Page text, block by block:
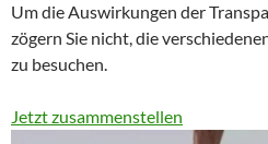
Um die Auswirkungen der
zögern Sie nicht, die
zu besuchen.
Jetzt zusammenstellen